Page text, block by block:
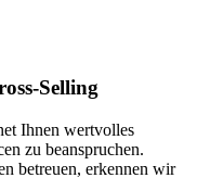
Selling
Ihnen wertvolles
zu beanspruchen.
betreuen, erkennen wir